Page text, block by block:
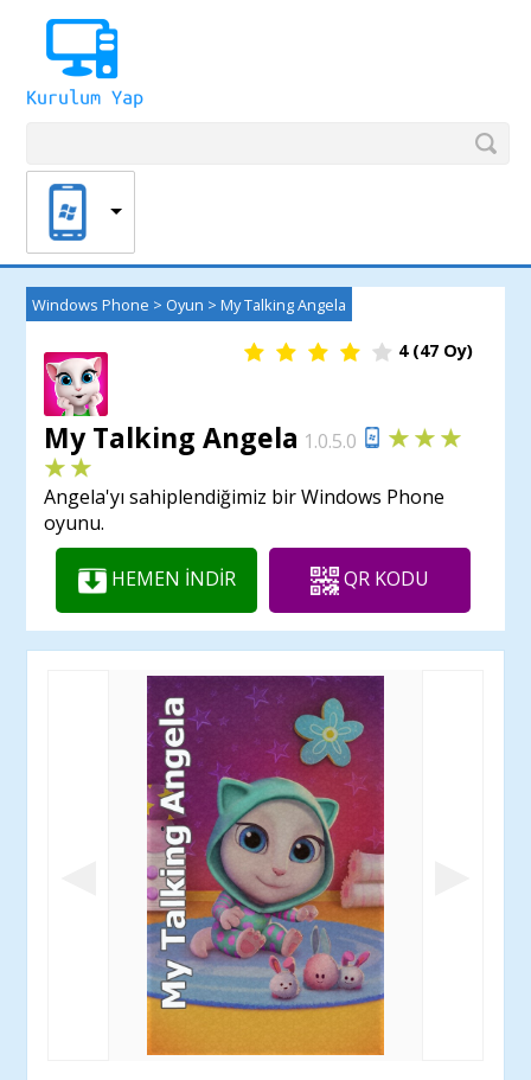
Windows Phone > Oyun >My Talking Angela
4(47Oy)
My Talking Angela 1.0.5.0
Angela'yı sahiplendiğimiz bir Windows Phone
oyunu.
HEMEN İNDİR QR KODU